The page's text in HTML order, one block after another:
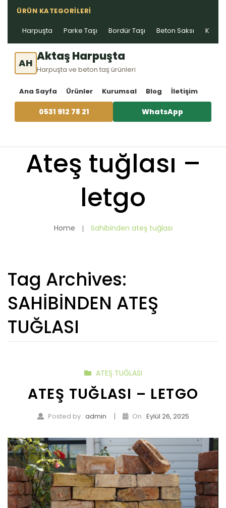
ÜRÜN KATEGORILERI
Harpuşta Parke Taşı Bordür Taşı Beton Saksı Kablo
AH Aktaş Harpuşta
Harpuşta ve beton taş ürünleri
Ana Sayfa Ürünler Kurumsal Blog İletişim
0531 912 78 21 WhatsApp
Ateş tuğlası –
letgo
Home Sahibinden ateş tuğlası
Tag Archives:
SAHIBINDEN ATEŞ
TUĞLASI
ATEŞ TUĞLASI
ATEŞ TUĞLASI – LETGO
Posted by : admin | On : Eylül 26, 2025